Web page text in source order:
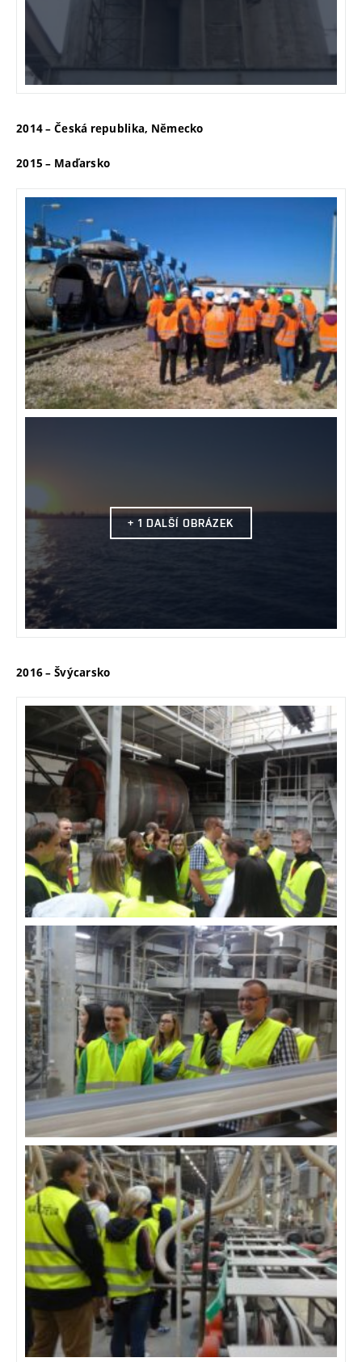
2014 – Česká republika, Německo
2015 – Maďarsko
+ 1 DALŠÍ OBRÁZEK
2016 – Švýcarsko